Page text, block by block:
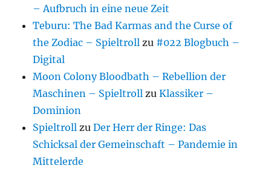
– Aufbruch in eine neue Zeit
Teburu: The Bad Karmas and the Curse of
the Zodiac – Spieltroll zu #022 Blogbuch –
Digital
Moon Colony Bloodbath – Rebellion der
Maschinen – Spieltroll zuKlassiker –
Dominion
Spieltroll zuDer Herr der Ringe: Das
Schicksal der Gemeinschaft – Pandemie in
Mittelerde